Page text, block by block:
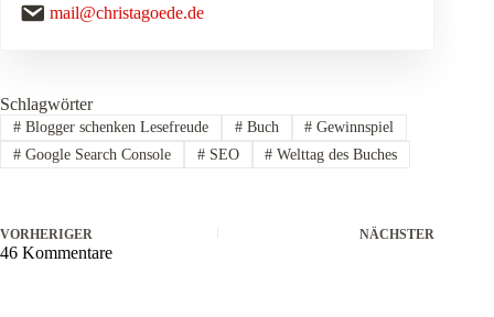
mail@christagoede.de
Schlagwörter
#Blogger schenken Lesefreude #Buch # Gewinnspiel
#Google Search Console #SEO # Welttag des Buches
VORHERIGER NÄCHSTER
46 Kommentare